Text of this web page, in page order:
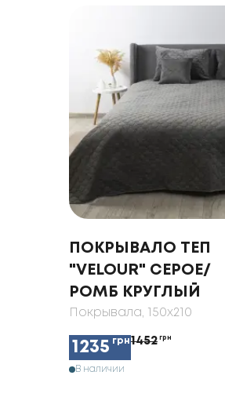
ПОКРЫВАЛО ТЕП
"VELOUR" СЕРОЕ/
РОМБ КРУГЛЫЙ
Покрывала, 150x210
1235 грн1452 грн
В наличии